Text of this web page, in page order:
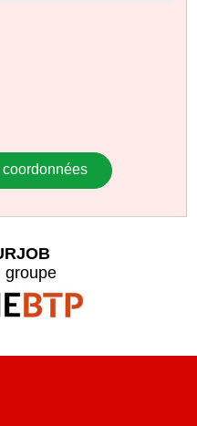
groupe